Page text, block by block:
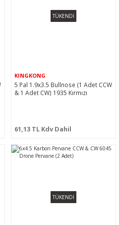
TÜKENDİ
KINGKONG
5 Pal 1.9x3.5 Bullnose (1 Adet CCW
& 1 Adet CW) 1935 Kırmızı
61,13 TL Kdv Dahil
TÜKENDİ